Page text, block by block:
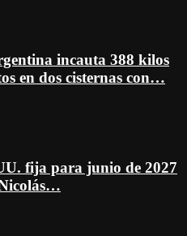
incauta 388 kilos
en dos cisternas con…
fija para junio de 2027